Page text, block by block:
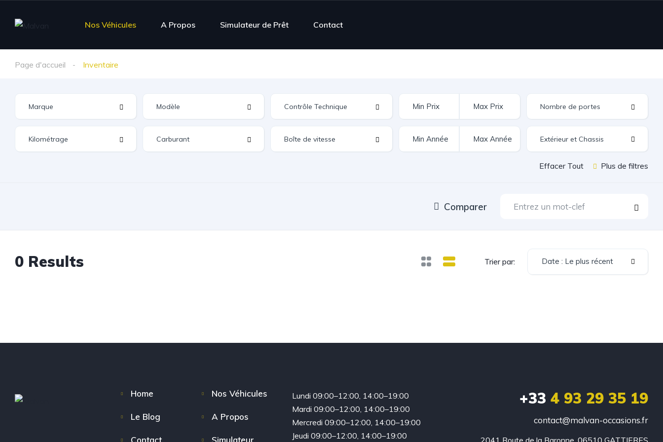
Nos Véhicules A Propos Simulateur de Prêt Contact
Page d'accueil Inventaire
Extérieur et Chassis
Effacer Tout Plus de filtres
Comparer
0 Results Trier par: Date : Le plus récent
Home Nos Véhicules
Le Blog A Propos
Contact Simulateur
Lundi 09:00–12:00, 14:00–19:00
Mardi 09:00–12:00, 14:00–19:00
Mercredi 09:00–12:00, 14:00–19:00
Jeudi 09:00–12:00, 14:00–19:00
+33 4 93 29 35 19
contact@malvan-occasions.fr
2041 Route de la Baronne, 06510 GATTIERES